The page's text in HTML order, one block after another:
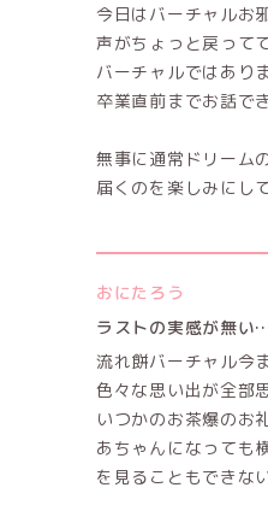
今日はバーチャルお
声がちょっと戻って
バーチャルではあり
卒業直前までお話で
無事に通常ドリーム
届くのを楽しみにし
おにたろう
ラストの実感が無い
流れ餅バーチャル今
色々な思い出が全部
いつかのお茶爆のお
あちゃんになっても
を見ることもできな